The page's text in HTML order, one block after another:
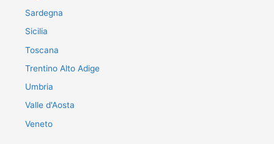
Sardegna
Sicilia
Toscana
Trentino Alto Adige
Umbria
Valle d'Aosta
Veneto